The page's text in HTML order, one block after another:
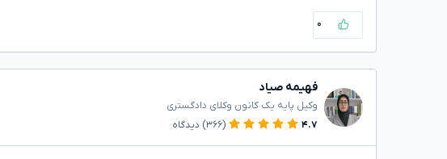
۰
فهیمه صیاد
وکیل پایه یک کانون وکلای دادگستری
۴.۷
(۳۶۶) دیدگاه